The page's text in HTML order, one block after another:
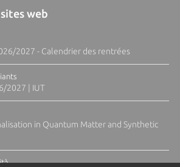
web
2027 - Calendrier des rentrées
2027 | IUT
in Quantum Matter and Synthetic